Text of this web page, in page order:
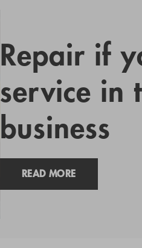
Repair if
service in
business
READ MORE